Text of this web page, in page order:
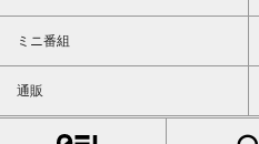
ミニ番組
通販